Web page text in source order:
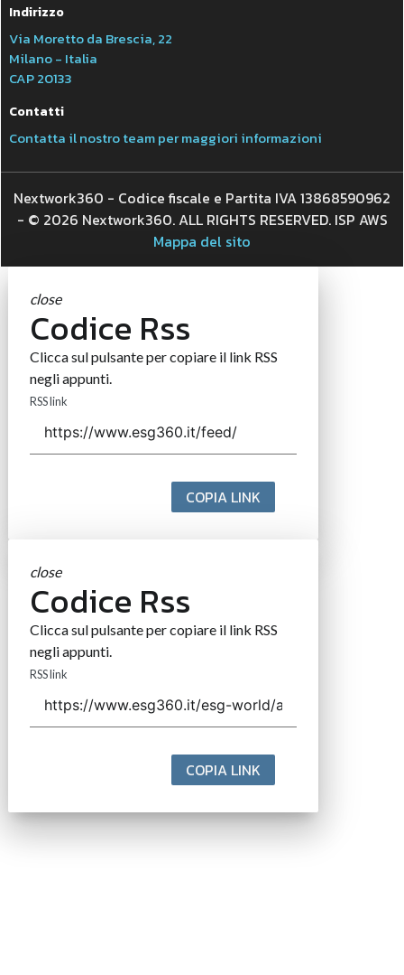
Indirizzo
Via Moretto da Brescia, 22
Milano - Italia
CAP 20133
Contatti
Contatta il nostro team per maggiori informazioni
Nextwork360 - Codice fiscale e Partita IVA 13868590962
- © 2026 Nextwork360. ALL RIGHTS RESERVED. ISP AWS
Mappa del sito
close
Codice Rss
Clicca sul pulsante per copiare il link RSS
negli appunti.
RSS link
COPIA LINK
close
Codice Rss
Clicca sul pulsante per copiare il link RSS
negli appunti.
RSS link
COPIA LINK